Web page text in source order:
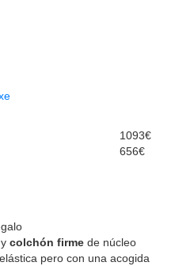
1093€
656€
y colchón firme de núcleo
pero con una acogida